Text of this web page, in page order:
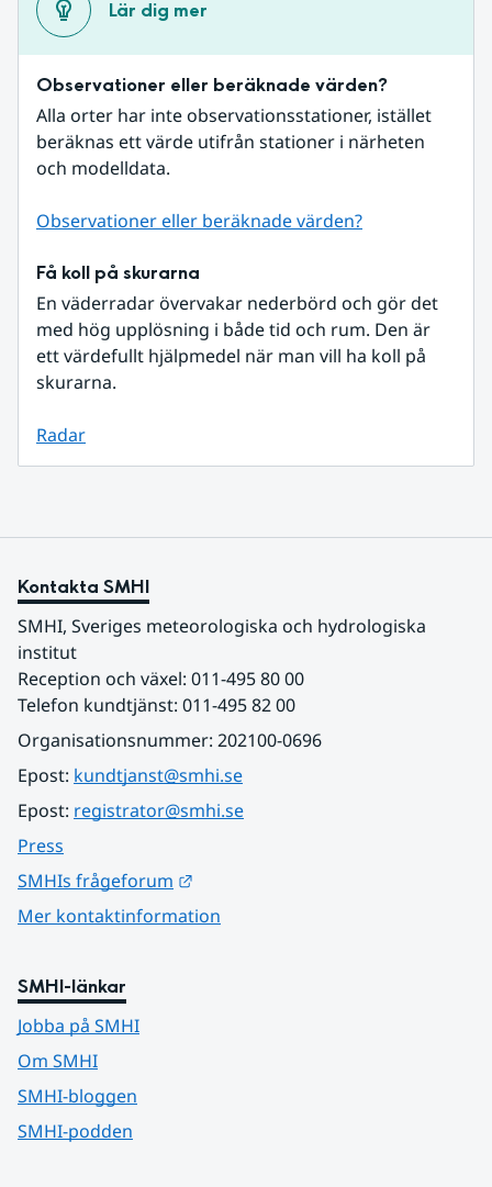
Lär dig mer
Observationer eller beräknade värden?
Alla orter har inte observationsstationer, istället
beräknas ett värde utifrån stationer i närheten
och modelldata.
Observationer eller beräknade värden?
Få koll på skurarna
En väderradar övervakar nederbörd och gör det
med hög upplösning i både tid och rum. Den är
ett värdefullt hjälpmedel när man vill ha koll på
skurarna.
Radar
Kontakta SMHI
SMHI, Sveriges meteorologiska och hydrologiska
institut
Reception och växel: 011-495 80 00
Telefon kundtjänst: 011-495 82 00
Organisationsnummer: 202100-0696
Epost: kundtjanst@smhi.se
Epost: registrator@smhi.se
Press
SMHIs frågeforum
Mer kontaktinformation
SMHI-länkar
Jobba på SMHI
Om SMHI
SMHI-bloggen
SMHI-podden